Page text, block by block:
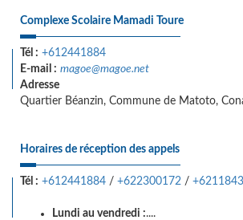
Complexe Scolaire Mamadi Toure
Tél : +612441884
E-mail : magoe@magoe.net
Adresse
Quartier Béanzin, Commune de Matoto,
Horaires de réception des appels
Tél : +612441884 / +622300172 /
Lundi au vendredi :....